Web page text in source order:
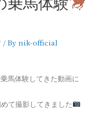
馬体験
/ Bynik-official
馬体験してきた動画に
て撮影してきました